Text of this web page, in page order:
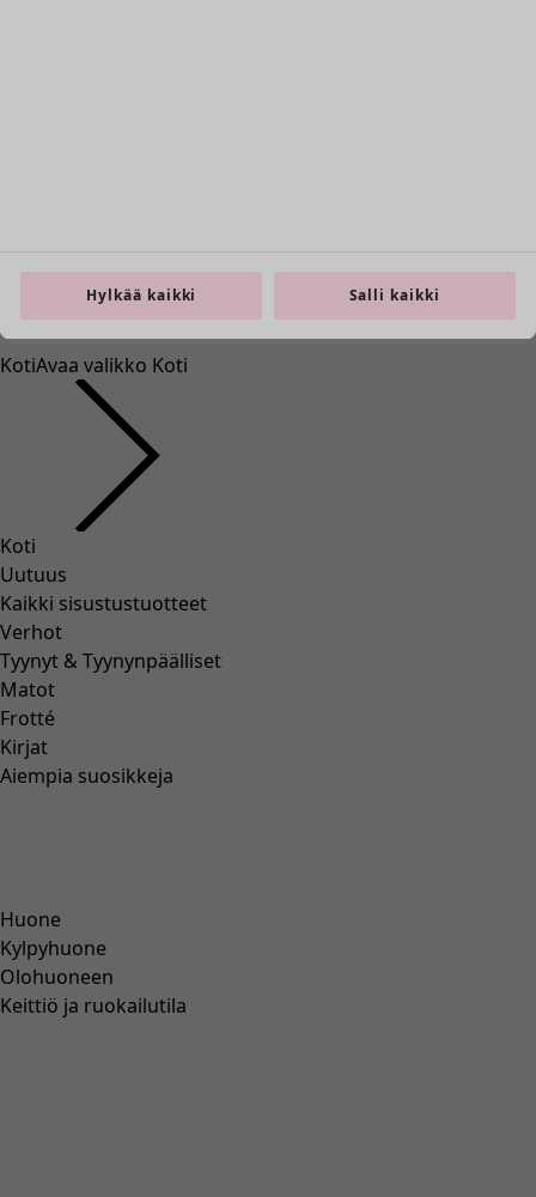
KotiAvaa valikko Koti
Koti
Uutuus
Kaikki sisustustuotteet
Verhot
Tyynyt & Tyynynpäälliset
Matot
Frotté
Kirjat
Aiempia suosikkeja
Huone
Kylpyhuone
Olohuoneen
Keittiö ja ruokailutila
Hylkää kaikki Salli kaikki